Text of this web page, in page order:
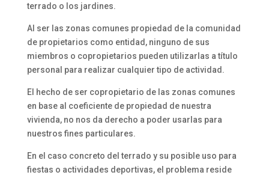
terrado o los jardines.
Al ser las zonas comunes propiedad de la comunidad
de propietarios como entidad, ninguno de sus
miembros o copropietarios pueden utilizarlas a título
personal para realizar cualquier tipo de actividad.
El hecho de ser copropietario de las zonas comunes
en base al coeficiente de propiedad de nuestra
vivienda, no nos da derecho a poder usarlas para
nuestros fines particulares.
En el caso concreto del terrado y su posible uso para
fiestas o actividades deportivas, el problema reside